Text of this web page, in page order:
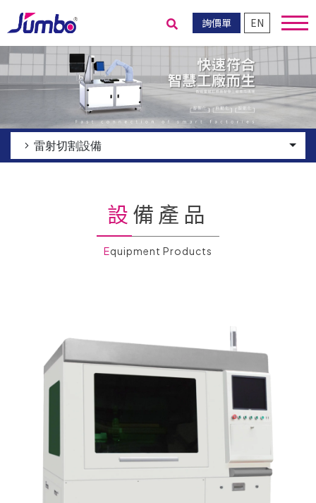
詢價單 EN
送出搜尋
雷射切割設備
設備產品
Equipment Products